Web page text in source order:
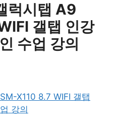
럭시탭 A9
갤탭 인강
수업 강의